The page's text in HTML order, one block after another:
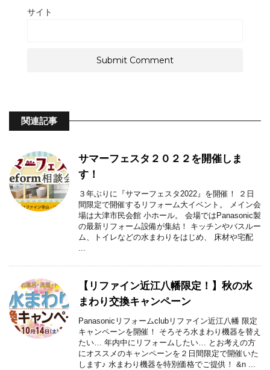
サイト
関連記事
サマーフェスタ２０２２を開催しま
す！
３年ぶりに『サマーフェスタ2022』を開催！ ２日
間限定で開催するリフォーム大イベント。 メイン会
場は大津市民会館 小ホール。 会場ではPanasonic製
の最新リフォーム設備が集結！ キッチンやバスルー
ム、トイレなどの水まわりをはじめ、 床材や宅配
...
【リファイン近江八幡限定！】秋の水
まわり交換キャンペーン
Panasonicリフォームclubリファイン近江八幡 限定
キャンペーンを開催！ そろそろ水まわり機器を替え
たい… 年内中にリフォームしたい… とお考えの方
にオススメのキャンペーンを２日間限定で開催いた
します♪ 水まわり機器を特別価格でご提供！ &n ...